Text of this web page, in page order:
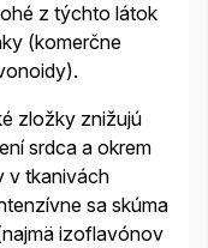
z týchto látok
(komerčne
zložky znižujú
srdca a okrem
v tkanivách
sa skúma
izoflavónov